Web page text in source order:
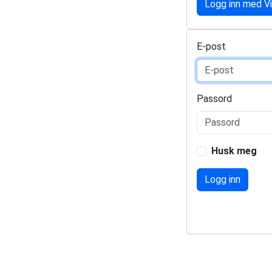
Logg inn med
E-post
Passord
Husk meg
Logg inn